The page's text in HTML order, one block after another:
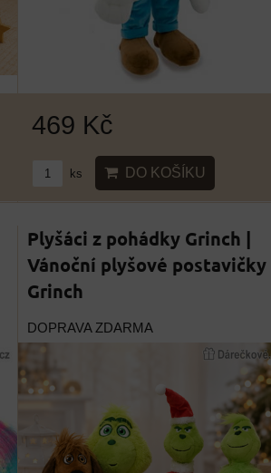
469 Kč
ks DO KOŠÍKU
Plyšáci z pohádky Grinch |
Vánoční plyšové postavičky
Grinch
DOPRAVA ZDARMA